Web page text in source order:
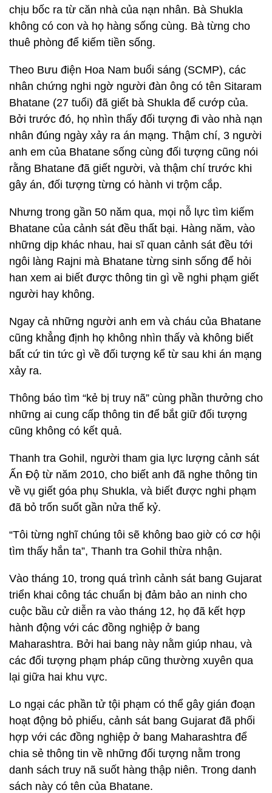
chịu bốc ra từ căn nhà của nạn nhân. Bà Shukla
không có con và họ hàng sống cùng. Bà từng cho
thuê phòng để kiếm tiền sống.
Theo Bưu điện Hoa Nam buổi sáng (SCMP), các
nhân chứng nghi ngờ người đàn ông có tên Sitaram
Bhatane (27 tuổi) đã giết bà Shukla để cướp của.
Bởi trước đó, họ nhìn thấy đối tượng đi vào nhà nạn
nhân đúng ngày xảy ra án mạng. Thậm chí, 3 người
anh em của Bhatane sống cùng đối tượng cũng nói
rằng Bhatane đã giết người, và thậm chí trước khi
gây án, đối tượng từng có hành vi trộm cắp.
Nhưng trong gần 50 năm qua, mọi nỗ lực tìm kiếm
Bhatane của cảnh sát đều thất bại. Hàng năm, vào
những dịp khác nhau, hai sĩ quan cảnh sát đều tới
ngôi làng Rajni mà Bhatane từng sinh sống để hỏi
han xem ai biết được thông tin gì về nghi phạm giết
người hay không.
Ngay cả những người anh em và cháu của Bhatane
cũng khẳng định họ không nhìn thấy và không biết
bất cứ tin tức gì về đối tượng kể từ sau khi án mạng
xảy ra.
Thông báo tìm “kẻ bị truy nã” cùng phần thưởng cho
những ai cung cấp thông tin để bắt giữ đối tượng
cũng không có kết quả.
Thanh tra Gohil, người tham gia lực lượng cảnh sát
Ấn Độ từ năm 2010, cho biết anh đã nghe thông tin
về vụ giết góa phụ Shukla, và biết được nghi phạm
đã bỏ trốn suốt gần nửa thế kỷ.
“Tôi từng nghĩ chúng tôi sẽ không bao giờ có cơ hội
tìm thấy hắn ta”, Thanh tra Gohil thừa nhận.
Vào tháng 10, trong quá trình cảnh sát bang Gujarat
triển khai công tác chuẩn bị đảm bảo an ninh cho
cuộc bầu cử diễn ra vào tháng 12, họ đã kết hợp
hành động với các đồng nghiệp ở bang
Maharashtra. Bởi hai bang này nằm giúp nhau, và
các đối tượng phạm pháp cũng thường xuyên qua
lại giữa hai khu vực.
Lo ngại các phần tử tội phạm có thể gây gián đoạn
hoạt động bỏ phiếu, cảnh sát bang Gujarat đã phối
hợp với các đồng nghiệp ở bang Maharashtra để
chia sẻ thông tin về những đối tượng nằm trong
danh sách truy nã suốt hàng thập niên. Trong danh
sách này có tên của Bhatane.